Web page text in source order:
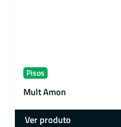
Pisos
Mult Amon
Ver produto